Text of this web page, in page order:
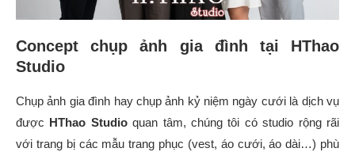
Concept chụp ảnh gia đình tại HThao
Studio
Chụp ảnh gia đình hay chụp ảnh kỷ niệm ngày cưới là dịch vụ
được HThao Studioquan tâm, chúng tôi có studio rộng rãi
với trang bị các mẫu trang phục (vest, áo cưới, áo dài…) phù